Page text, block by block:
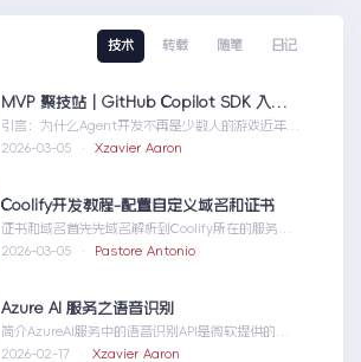
技术 转载 随笔 日记
MVP 聚技站｜GitHub Copilot SDK 入门：五分钟构建你的第一个 AI Agent
引言：为什么Agent开发不再是少数人的游戏近年
来，随着人工智能技术的快速发展，AIAgen...MVP
2026-03-05 · Xzavier Aaron
Coolify开发教程-配置自定义域名和证书
证书和域名首先先域名解析到Coolify所在的服务
器，然后获取你的证书NGINX版本的，这里就不
2026-03-05 · Pastore Antonio
Azure AI 服务之语音识别
简介AzureAI服务中的语音识别API是微软提供的一
项先进技术，旨在帮助开发者轻松实现语...AzureAI
2026-02-17 · Xzavier Aaron